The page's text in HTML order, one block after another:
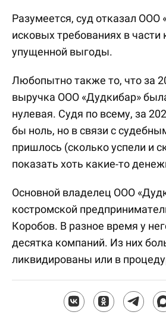
Разумеется, суд отказал ООО
исковых требованиях в части
упущенной выгоды.
Любопытно также то, что за
выручка ООО «Дудкибар»
нулевая. Судя по всему, за
бы ноль, но в связи с
пришлось (сколько успели и
показать хоть какие-то
Основной владелец ООО
костромской
Коробов. В разное время у
десятка компаний. Из них
ликвидированы или в